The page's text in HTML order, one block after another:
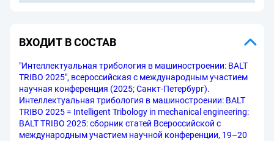
ВХОДИТ В СОСТАВ
"Интеллектуальная трибология в машиностроении: BALT
TRIBO 2025", всероссийская с международным участием
научная конференция (2025; Санкт-Петербург).
Интеллектуальная трибология в машиностроении: BALT
TRIBO 2025 = Intelligent Tribology in mechanical engineering:
BALT TRIBO 2025: сборник статей Всероссийской с
международным участием научной конференции, 19–20